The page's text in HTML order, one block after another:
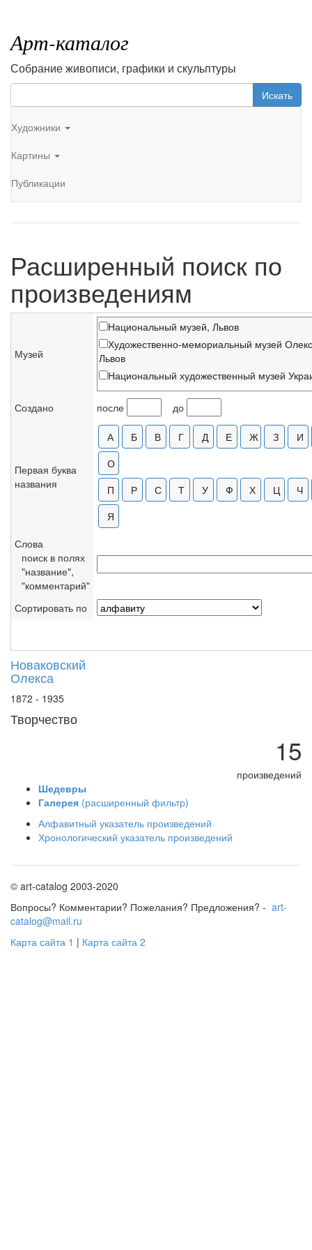
Арт-каталог
Собрание живописи, графики и скульптуры
Искать
Художники
Картины
Публикации
Расширенный поиск по
произведениям
Музей
Национальный музей, Львов
Художественно-мемориальный музей
Львов
Национальный художественный музей
Создано после до
Первая буква
названия
Слова
поиск в полях
"название",
"комментарий"
Сортировать по
Новаковский
Олекса
1872 - 1935
Творчество
15
произведений
Шедевры
Галерея (расширенный фильтр)
Алфавитный указатель произведений
Хронологический указатель произведений
© art-catalog 2003-2020
Вопросы? Комментарии? Пожелания? Предложения? - art-
catalog@mail.ru
Карта сайта 1 | Карта сайта 2